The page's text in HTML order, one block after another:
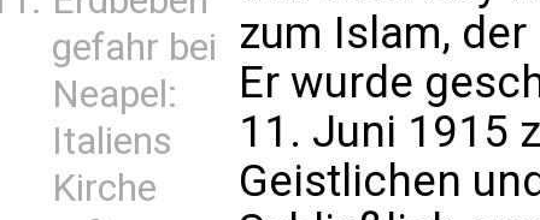
gefahr bei
Neapel:
Italiens
Kirche
zum Islam,
Er wurde
11. Juni 1915
Geistlichen